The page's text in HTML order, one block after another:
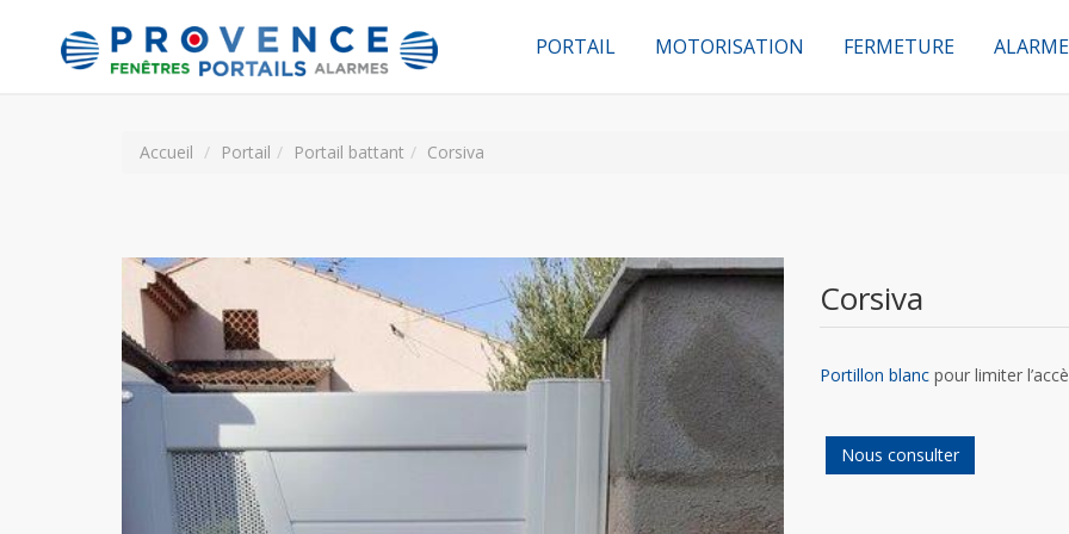
PORTAIL MOTORISATION FERMETURE ALARME
Accueil Portail Portail battant Corsiva
Corsiva
Portillon blanc pour limiter
Nous consulter